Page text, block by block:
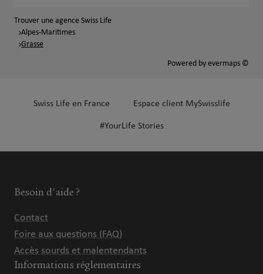
Trouver une agence Swiss Life
Alpes-Maritimes
Grasse
Powered by evermaps ©
Swiss Life en France Espace client MySwisslife
#YourLife Stories
Besoin d'aide ?
Contact
Foire aux questions (FAQ)
Accès sourds et malentendants
Informations réglementaires